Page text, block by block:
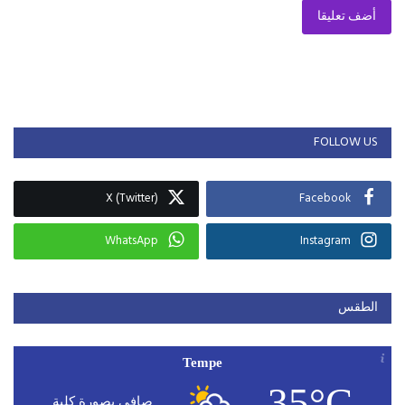
أضف تعليقا
FOLLOW US
Facebook
X (Twitter)
Instagram
WhatsApp
الطقس
Tempe
صافي بصورة كلية